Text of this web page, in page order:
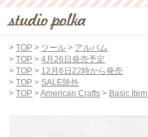
>TOP > ツール > アルバム
>TOP >4月26日発売予定
>TOP > 12月6日22時から発売
>TOP > SALE除外
>TOP >American Crafts > Basic Item